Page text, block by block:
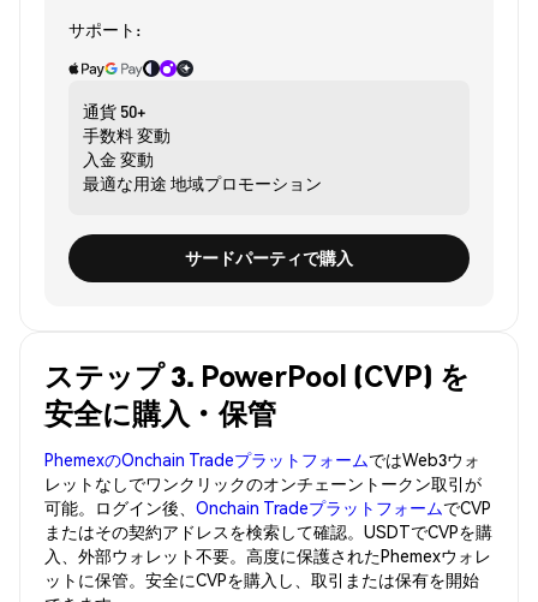
サポート:
通貨 50+
手数料変動
入金 変動
最適な用途 地域プロモーション
サードパーティで購入
ステップ 3. PowerPool (CVP) を
安全に購入・保管
PhemexのOnchain TradeプラットフォームではWeb3ウォ
レットなしでワンクリックのオンチェーントークン取引が
可能。ログイン後、 Onchain TradeプラットフォームでCVP
またはその契約アドレスを検索して確認。USDTでCVPを購
入、外部ウォレット不要。高度に保護されたPhemexウォレ
ットに保管。安全にCVPを購入し、取引または保有を開始